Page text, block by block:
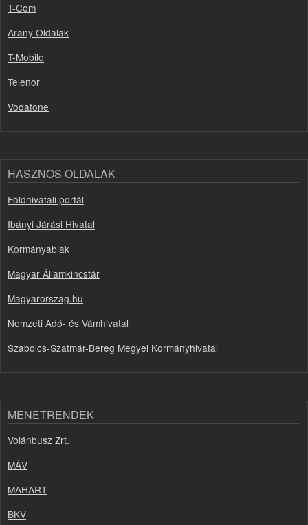
T-Com
Arany Oldalak
T-Mobile
Telenor
Vodafone
HASZNOS OLDALAK
Földhivatali portál
Ibányi Járási Hivatal
Kormányablak
Magyar Államkincstár
Magyarorszag.hu
Nemzeti Adó- és Vámhivatal
Szabolcs-Szatmár-Bereg Megyei Kormányhivatal
MENETRENDEK
Volánbusz Zrt.
MÁV
MAHART
BKV